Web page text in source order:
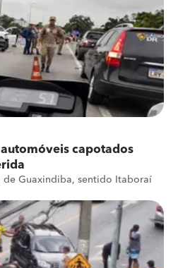
capotados
Guaxindiba, sentido Itaboraí